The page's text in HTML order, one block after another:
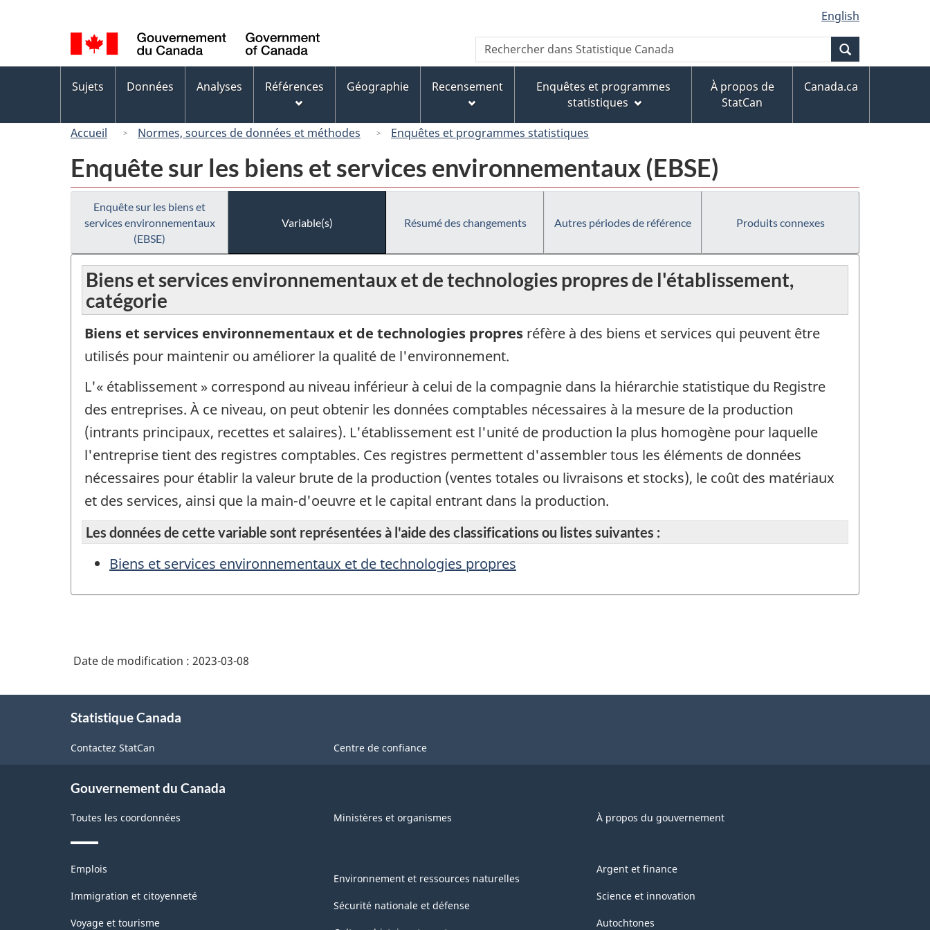
au
contenu
principal
« À
propos
de
ce
version
HTML
simplifiée
de
la
langue
English
Canada
Recherche
Rechercher
dans
Canada
des
Sujets Données Analyses Références Géographie Recensement
Enquêtes et programmes
statistiques
À propos de
StatCan
Canada.ca
Accueil Normes, sources de données et méthodes Enquêtes et programmes statistiques
Enquête sur les biens et services environnementaux (EBSE)
Enquête sur les biens et
services environnementaux
(EBSE)
Variable(s) Résumé des changements Autres périodes de référence Produits connexes
Biens et services environnementaux et de technologies propres de l'établissement,
catégorie
Biens et services environnementaux et de technologies propres réfère à des biens et services qui peuvent être
utilisés pour maintenir ou améliorer la qualité de l'environnement.
L'« établissement » correspond au niveau inférieur à celui de la compagnie dans la hiérarchie statistique du Registre
des entreprises. À ce niveau, on peut obtenir les données comptables nécessaires à la mesure de la production
(intrants principaux, recettes et salaires). L'établissement est l'unité de production la plus homogène pour laquelle
l'entreprise tient des registres comptables. Ces registres permettent d'assembler tous les éléments de données
nécessaires pour établir la valeur brute de la production (ventes totales ou livraisons et stocks), le coût des matériaux
et des services, ainsi que la main-d'oeuvre et le capital entrant dans la production.
Les données de cette variable sont représentées à l'aide des classifications ou listes suivantes :
Biens et services environnementaux et de technologies propres
Date de modification : 2023-03-08
Statistique Canada
Contactez StatCan Centre de confiance
Gouvernement du Canada
Toutes les coordonnées Ministères et organismes À propos du gouvernement
Thèmes
sujets
Emplois
Immigration et citoyenneté
Voyage et tourisme
Environnement et ressources naturelles
Sécurité nationale et défense
Argent et finance
Science et innovation
Autochtones